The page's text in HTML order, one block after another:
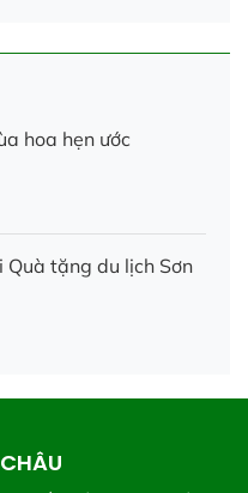
hoa hẹn ước
Quà tặng du lịch Sơn